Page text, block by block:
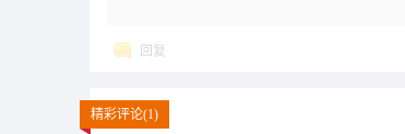
回复
精彩评论(1)